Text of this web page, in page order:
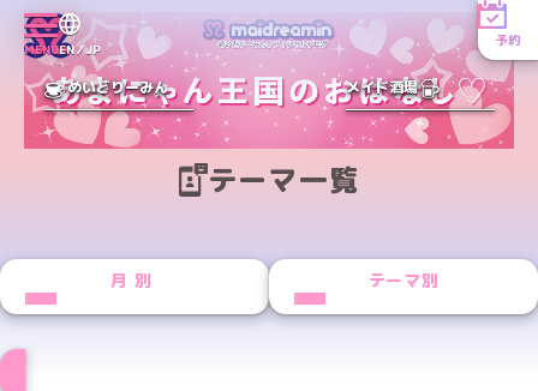
MENUEN／JP
予約
めいどりーみん メイド酒場
テーマ一覧
月別 テーマ別